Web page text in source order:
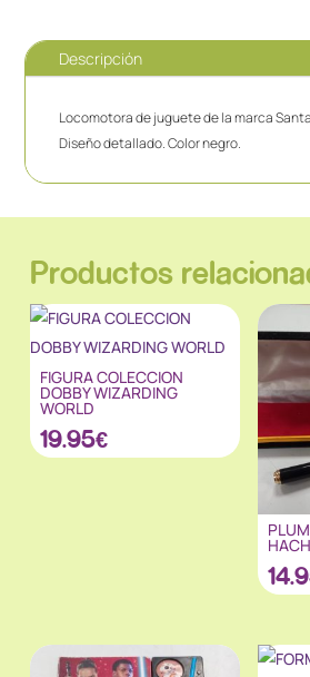
Descripción
Locomotora de juguete de la marca
Diseño detallado. Color negro.
Productos
FIGURA COLECCION
DOBBY WIZARDING
WORLD
19.95€